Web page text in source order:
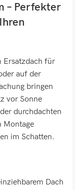
– Perfekter
Ersatzdach für
auf der
bringen
vor Sonne
durchdachten
Montage
im Schatten.
Dach